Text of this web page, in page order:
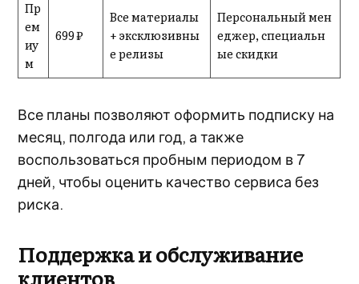
Пр
ем
иу
м
699 ₽
Все материалы
+ эксклюзивны
е релизы
Персональный мен
еджер, специальн
ые скидки
Все планы позволяют оформить подписку на
месяц, полгода или год, а также
воспользоваться пробным периодом в 7
дней, чтобы оценить качество сервиса без
риска.
Поддержка и обслуживание
клиентов